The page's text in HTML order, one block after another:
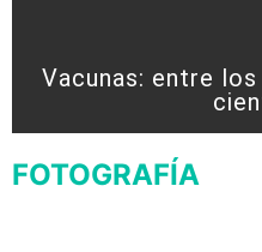
Vacunas: entre
FOTOGRAFÍA